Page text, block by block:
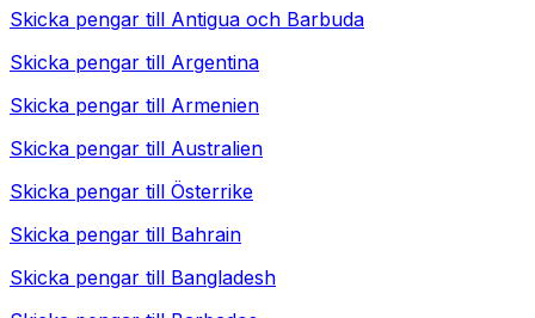
Skicka pengar till Antigua och Barbuda
Skicka pengar till Argentina
Skicka pengar till Armenien
Skicka pengar till Australien
Skicka pengar till Österrike
Skicka pengar till Bahrain
Skicka pengar till Bangladesh